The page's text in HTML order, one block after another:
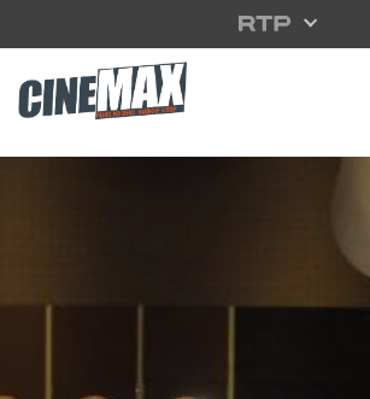
Saltar para o conteúdo principal